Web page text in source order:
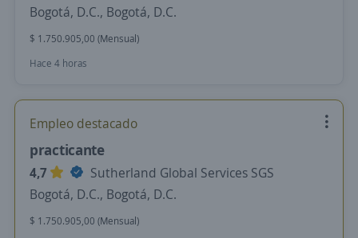
Bogotá, D.C., Bogotá, D.C.
$ 1.750.905,00 (Mensual)
Hace 4 horas
Empleo destacado
practicante
4,7
Sutherland Global Services SGS
Bogotá, D.C., Bogotá, D.C.
$ 1.750.905,00 (Mensual)